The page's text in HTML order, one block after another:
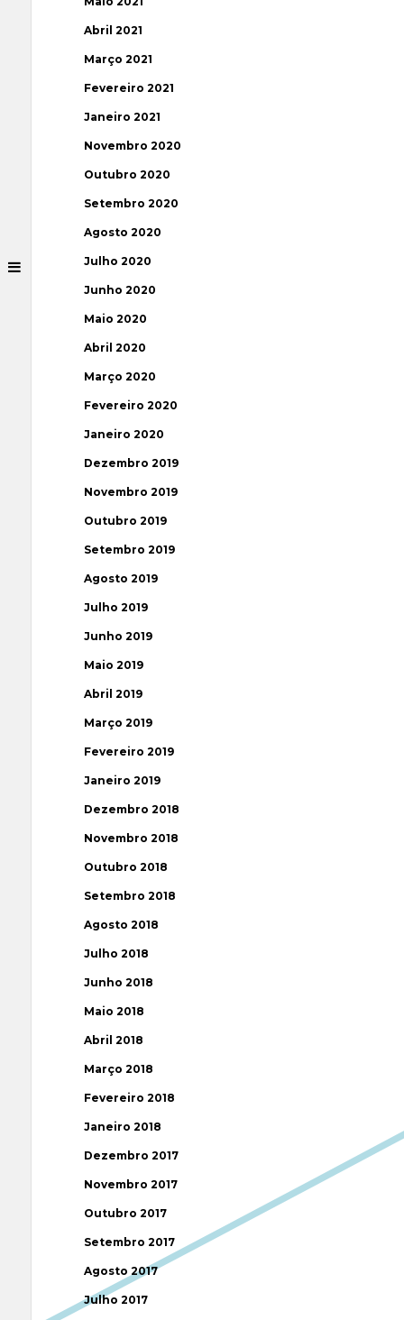
Abril 2021
Março 2021
Fevereiro 2021
Janeiro 2021
Novembro 2020
Outubro 2020
Setembro 2020
Agosto 2020
Julho 2020
Junho 2020
Maio 2020
Abril 2020
Março 2020
Fevereiro 2020
Janeiro 2020
Dezembro 2019
Novembro 2019
Outubro 2019
Setembro 2019
Agosto 2019
Julho 2019
Junho 2019
Maio 2019
Abril 2019
Março 2019
Fevereiro 2019
Janeiro 2019
Dezembro 2018
Novembro 2018
Outubro 2018
Setembro 2018
Agosto 2018
Julho 2018
Junho 2018
Maio 2018
Abril 2018
Março 2018
Fevereiro 2018
Janeiro 2018
Dezembro 2017
Novembro 2017
Outubro 2017
Setembro 2017
Agosto 2017
Julho 2017